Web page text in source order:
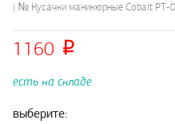
( № Кусачки маникюрные Cobalt PT-
1160
есть на складе
выберите: